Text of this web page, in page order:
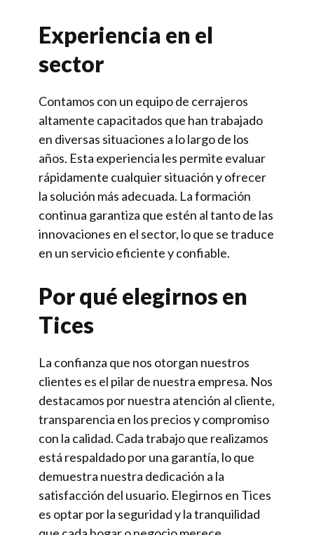
Experiencia en el
sector
Contamos con un equipo de cerrajeros
altamente capacitados que han trabajado
en diversas situaciones a lo largo de los
años. Esta experiencia les permite evaluar
rápidamente cualquier situación y ofrecer
la solución más adecuada. La formación
continua garantiza que estén al tanto de las
innovaciones en el sector, lo que se traduce
en un servicio eficiente y confiable.
Por qué elegirnos en
Tices
La confianza que nos otorgan nuestros
clientes es el pilar de nuestra empresa. Nos
destacamos por nuestra atención al cliente,
transparencia en los precios y compromiso
con la calidad. Cada trabajo que realizamos
está respaldado por una garantía, lo que
demuestra nuestra dedicación a la
satisfacción del usuario. Elegirnos en Tices
es optar por la seguridad y la tranquilidad